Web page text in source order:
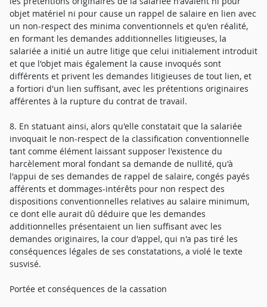
objet matériel ni pour cause un rappel de salaire en lien avec
un non-respect des minima conventionnels et qu'en réalité,
en formant les demandes additionnelles litigieuses, la
salariée a initié un autre litige que celui initialement introduit
et que l'objet mais également la cause invoqués sont
différents et privent les demandes litigieuses de tout lien, et
a fortiori d'un lien suffisant, avec les prétentions originaires
afférentes à la rupture du contrat de travail.
8. En statuant ainsi, alors qu'elle constatait que la salariée
invoquait le non-respect de la classification conventionnelle
tant comme élément laissant supposer l'existence du
harcèlement moral fondant sa demande de nullité, qu'à
l'appui de ses demandes de rappel de salaire, congés payés
afférents et dommages-intérêts pour non respect des
dispositions conventionnelles relatives au salaire minimum,
ce dont elle aurait dû déduire que les demandes
additionnelles présentaient un lien suffisant avec les
demandes originaires, la cour d'appel, qui n'a pas tiré les
conséquences légales de ses constatations, a violé le texte
susvisé.
Portée et conséquences de la cassation